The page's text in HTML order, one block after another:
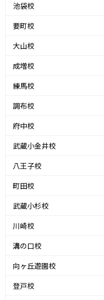
池袋校
要町校
大山校
成増校
練馬校
調布校
府中校
武蔵小金井校
八王子校
町田校
武蔵小杉校
川崎校
溝の口校
向ヶ丘遊園校
登戸校